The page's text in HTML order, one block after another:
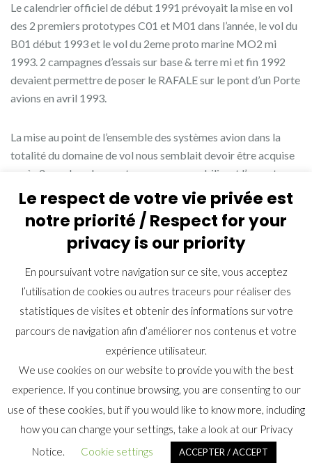
Le calendrier officiel de début 1991 prévoyait la mise en vol
des 2 premiers prototypes C01 et M01 dans l’année, le vol du
B01 début 1993 et le vol du 2eme proto marine MO2 mi
1993. 2 campagnes d’essais sur base & terre mi et fin 1992
devaient permettre de poser le RAFALE sur le pont d’un Porte
avions en avril 1993.
La mise au point de l’ensemble des systèmes avion dans la
totalité du domaine de vol nous semblait devoir être acquise
après 2 ans de vols, avant que ne nous mobilisent l’ouverture
des domaines d’emport avec charges – considérés comme
une formalité suite à l’expérience qu’on en a sur Mirage 2000,
l’ouverture des domaines de séparation et la mise au point du
système. Du point de vue moteur, le bon de vol était espéré
partir de fin 1996 dans un 1er standard principalement axé
sur des missions air-air, Force est de noter que les premières
années d’essais en vol furent très comparables à nos
prévisions : malgré une mauvaise surprise sur les générations
hydrauliques 350 bars lors des premiers points fixes –
quelques minutes de fonctionnement ayant suffi a faire casser
en fatigue les tuyauteries aval des pompes HP, la situation fut
assainie par une action commando et le C01 ne vola qu’avec 2
mois de retard sur le calendrier objectif. Le M01 vola a la date
Le respect de votre vie privée est
notre priorité / Respect for your
privacy is our priority
En poursuivant votre navigation sur ce site, vous acceptez
l’utilisation de cookies ou autres traceurs pour réaliser des
statistiques de visites et obtenir des informations sur votre
parcours de navigation afin d’améliorer nos contenus et votre
expérience utilisateur.
We use cookies on our website to provide you with the best
experience. If you continue browsing, you are consenting to our
use of these cookies, but if you would like to know more, including
how you can change your settings, take a look at our Privacy
Notice.
Cookie settings ACCEPTER / ACCEPT